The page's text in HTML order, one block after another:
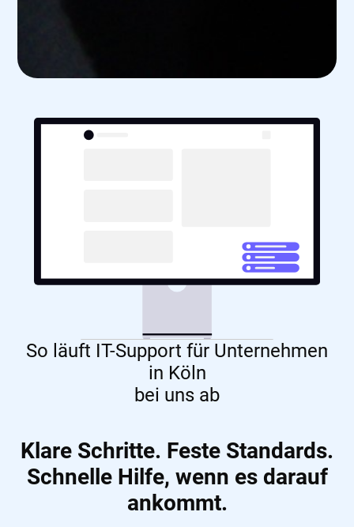
So läuft IT-Support für Unternehmen
in Köln
bei uns ab
Klare Schritte. Feste Standards.
Schnelle Hilfe, wenn es darauf
ankommt.